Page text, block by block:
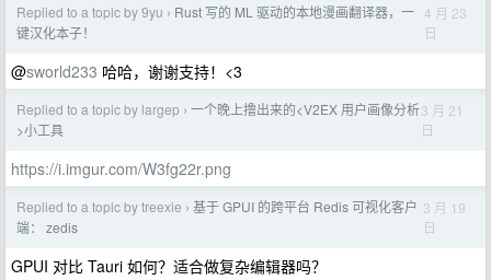
Replied to a topic by 9yu › Rust 写的 ML 驱动的本地漫画翻译器，一
键汉化本子！
4 月 23
日
@sworld233 哈哈，谢谢支持！<3
Replied to a topic by largep › 一个晚上撸出来的<V2EX 用户画像分析
>小工具
3 月 21
日
https://i.imgur.com/W3fg22r.png
Replied to a topic by treexie › 基于 GPUI 的跨平台 Redis 可视化客户
端： zedis
3 月 19
日
GPUI 对比 Tauri 如何？适合做复杂编辑器吗？